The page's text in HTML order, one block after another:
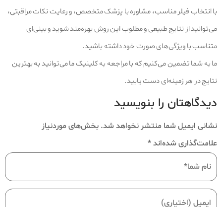
با انتخاب فیلر مناسب، مشاوره با پزشک متخصص، و رعایت نکات مراقبتی،
می‌توانید از نتایج طبیعی و مطلوب این روش بهره‌مند شوید و بینی‌ای
متناسب با ویژگی‌های صورت خود داشته باشید.
ما به شما تضمین می‌کنیم که با مراجعه به کلینیک ما می‌توانید به بهترین
نتایج در هر زمینه‌ای دست یابید.
دیدگاهتان را بنویسید
نشانی ایمیل شما منتشر نخواهد شد. بخش‌های موردنیاز
علامت‌گذاری شده‌اند*